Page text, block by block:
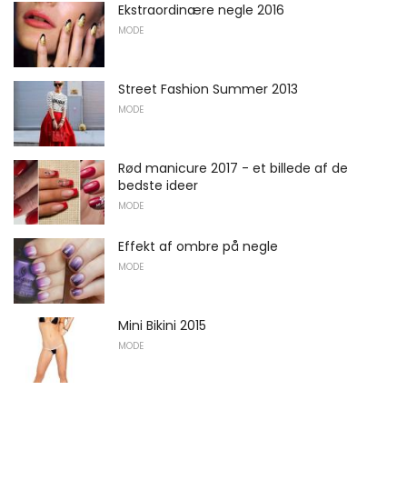
Ekstraordinære negle 2016
MODE
Street Fashion Summer 2013
MODE
Rød manicure 2017 - et billede af de
bedste ideer
MODE
Effekt af ombre på negle
MODE
Mini Bikini 2015
MODE